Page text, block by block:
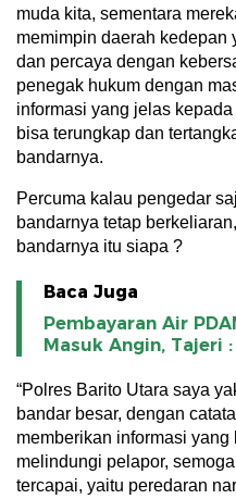
muda kita, sementara
memimpin daerah kedepan
dan percaya dengan
penegak hukum dengan
informasi yang jelas
bisa terungkap dan
bandarnya.
Percuma kalau pengedar
bandarnya tetap
bandarnya itu siapa ?
Baca Juga
Pembayaran Air
Masuk Angin, Tajeri
“Polres Barito Utara saya
bandar besar, dengan
memberikan informasi
melindungi pelapor,
tercapai, yaitu peredaran